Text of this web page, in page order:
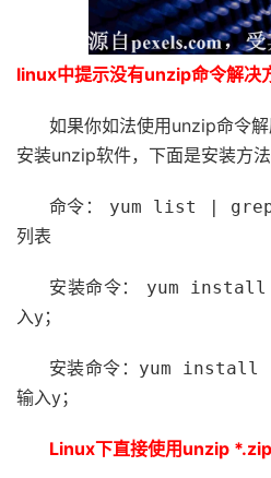
linux中提示没有unzip命令解决
如果你如法使用unzip命令
安装unzip软件，下面是安装方法
命令： yum list |
列表
安装命令： yum
入y；
安装命令： yum install
输入y；
Linux下直接使用unzip